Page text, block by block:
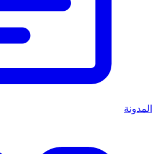
المدونة